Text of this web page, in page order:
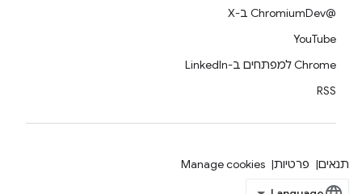
@ChromiumDev ב-X
YouTube
Chrome למפתחים ב-LinkedIn
RSS
תנאים פרטיות Manage cookies